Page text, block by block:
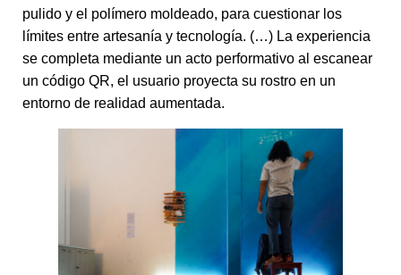
pulido y el polímero moldeado, para cuestionar los
límites entre artesanía y tecnología. (…) La experiencia
se completa mediante un acto performativo al escanear
un código QR, el usuario proyecta su rostro en un
entorno de realidad aumentada.